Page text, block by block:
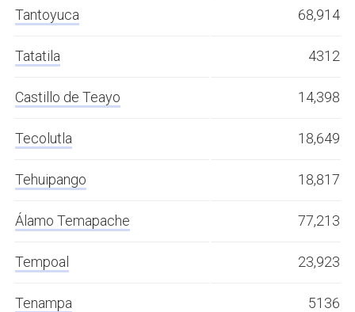
Tantoyuca 68,914
Tatatila 4312
Castillo de Teayo 14,398
Tecolutla 18,649
Tehuipango 18,817
Álamo Temapache 77,213
Tempoal 23,923
Tenampa 5136